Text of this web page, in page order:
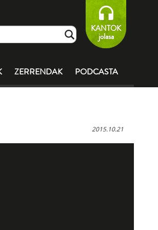
KANTOK
jolasa
ZERRENDAK PODCASTA
2015.10.21